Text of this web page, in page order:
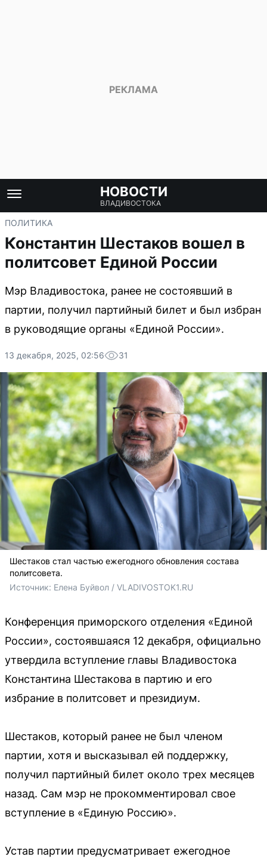
НОВОСТИ
ВЛАДИВОСТОКА
ПОЛИТИКА
Константин Шестаков вошел в
политсовет Единой России
Мэр Владивостока, ранее не состоявший в
партии, получил партийный билет и был избран
в руководящие органы «Единой России».
13 декабря, 2025, 02:56 31
Шестаков стал частью ежегодного обновления состава
политсовета.
Источник: Елена Буйвол / VLADIVOSTOK1.RU
Конференция приморского отделения «Единой
России», состоявшаяся 12 декабря, официально
утвердила вступление главы Владивостока
Константина Шестакова в партию и его
избрание в политсовет и президиум.
Шестаков, который ранее не был членом
партии, хотя и высказывал ей поддержку,
получил партийный билет около трех месяцев
назад. Сам мэр не прокомментировал свое
вступление в «Единую Россию».
Устав партии предусматривает ежегодное